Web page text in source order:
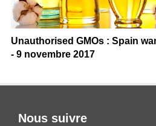
Unauthorised GMOs : Spain
- 9 novembre 2017
Nous suivre